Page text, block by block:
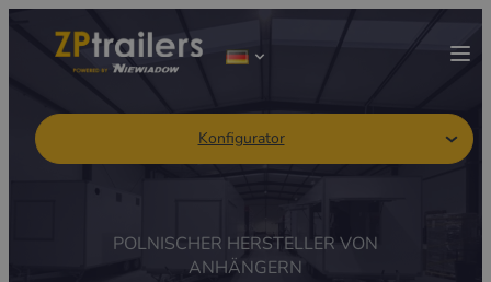
Konfigurator
POLNISCHER HERSTELLER VON
ANHÄNGERN